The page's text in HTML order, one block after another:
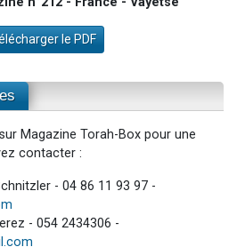
le PDF
Magazine Torah-Box pour une
contacter :
- 04 86 11 93 97 -
- 054 2434306 -